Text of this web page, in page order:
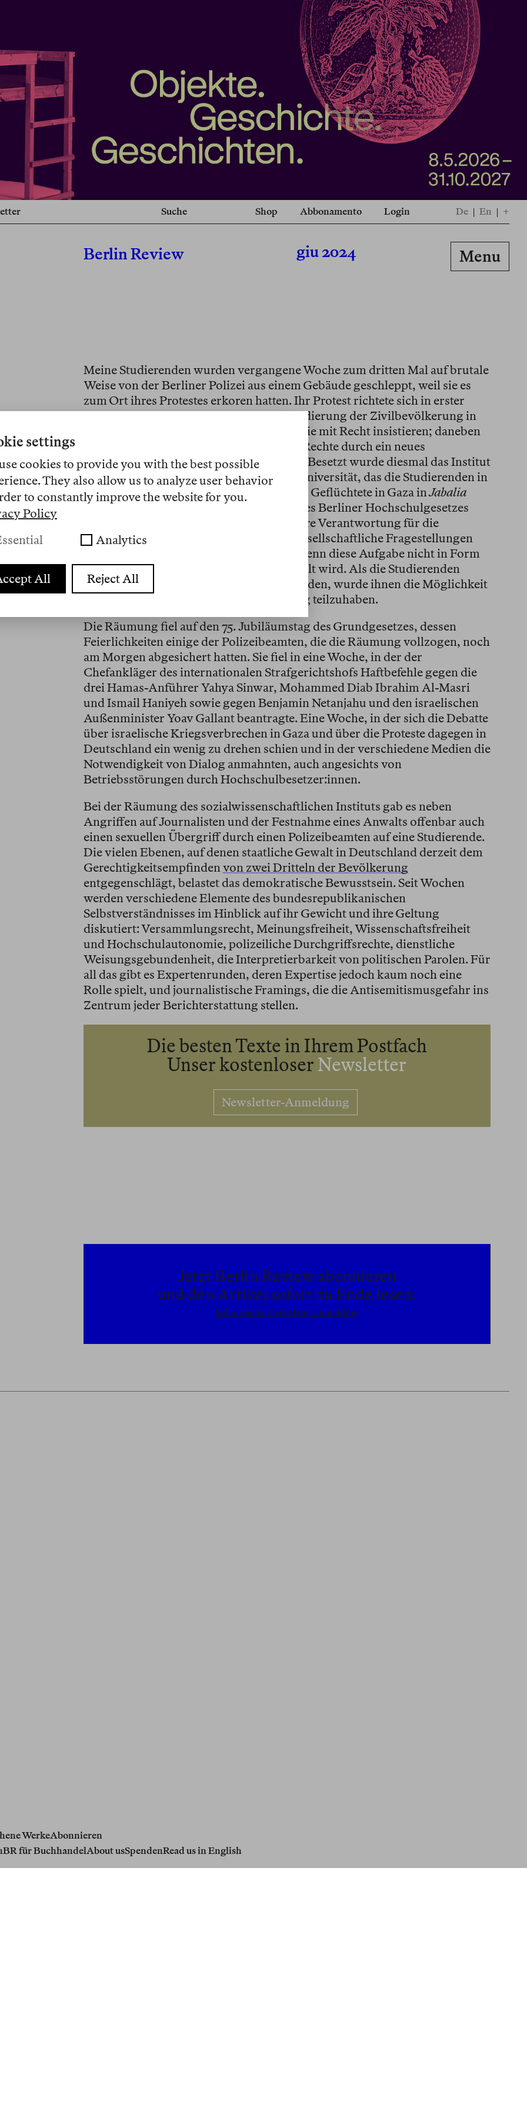
Suche Shop Abbonamento Login De | En | +
Berlin Review giu 2024 Menu
Meine Studierenden wurden vergangene Woche zum dritten Mal auf brutale
Weise von der Berliner Polizei aus einem Gebäude geschleppt, weil sie es
zum Ort ihres Protestes erkoren hatten. Ihr Protest richtete sich in erster
Linie gegen die flächendeckende Bombardierung der Zivilbevölkerung in
Gaza, auf deren Einordnung als Genozid sie mit Recht insistieren; daneben
aber auch gegen die Beschränkung ihrer Rechte durch ein neues
Ordnungsrecht an Berliner Hochschulen. Besetzt wurde diesmal das Institut
für Sozialwissenschaften der Humboldt-Universität, das die Studierenden in
Anlehnung an eines der größten Lager für Geflüchtete in Gaza inJabalia
Institute
umbenannten. Nach Paragraf 4 des Berliner Hochschulgesetzes
tragen Universitäten auch dann «besondere Verantwortung für die
Entwicklung von Lösungsansätzen für gesellschaftliche Fragestellungen
und die Entwicklung der Gesellschaft», wenn diese Aufgabe nicht in Form
konventioneller akademischer Lehre erfüllt wird. Als die Studierenden
gewaltsam aus dem Gebäude entfernt wurden, wurde ihnen die Möglichkeit
genommen, an einer solchen Entwicklung teilzuhaben.
Die Räumung fiel auf den 75. Jubiläumstag des Grundgesetzes, dessen
Feierlichkeiten einige der Polizeibeamten, die die Räumung vollzogen, noch
am Morgen abgesichert hatten. Sie fiel in eine Woche, in der der
Chefankläger des internationalen Strafgerichtshofs Haftbefehle gegen die
drei Hamas-Anführer Yahya Sinwar, Mohammed Diab Ibrahim Al-Masri
und Ismail Haniyeh sowie gegen Benjamin Netanjahu und den israelischen
Außenminister Yoav Gallant beantragte. Eine Woche, in der sich die Debatte
über israelische Kriegsverbrechen in Gaza und über die Proteste dagegen in
Deutschland ein wenig zu drehen schien und in der verschiedene Medien die
Notwendigkeit von Dialog anmahnten, auch angesichts von
Betriebsstörungen durch Hochschulbesetzer:innen.
Bei der Räumung des sozialwissenschaftlichen Instituts gab es neben
Angriffen auf Journalisten und der Festnahme eines Anwalts offenbar auch
einen sexuellen Übergriff durch einen Polizeibeamten auf eine Studierende.
Die vielen Ebenen, auf denen staatliche Gewalt in Deutschland derzeit dem
Gerechtigkeitsempfindenvon zwei Dritteln der Bevölkerung
entgegenschlägt, belastet das demokratische Bewusstsein. Seit Wochen
werden verschiedene Elemente des bundesrepublikanischen
Selbstverständnisses im Hinblick auf ihr Gewicht und ihre Geltung
diskutiert: Versammlungsrecht, Meinungsfreiheit, Wissenschaftsfreiheit
und Hochschulautonomie, polizeiliche Durchgriffsrechte, dienstliche
Weisungsgebundenheit, die Interpretierbarkeit von politischen Parolen. Für
all das gibt es Expertenrunden, deren Expertise jedoch kaum noch eine
Rolle spielt, und journalistische Framings, die die Antisemitismusgefahr ins
Zentrum jeder Berichterstattung stellen.
Die besten Texte in Ihrem Postfach
Unser kostenloser Newsletter
Newsletter-Anmeldung
Jetzt Berlin Review abonnieren
und den Artikel sofort zu Ende lesen.
Schon registriert? Hier anmelden.
WerkeAbonnieren
BR für BuchhandelAbout usSpendenRead us in English
settings
cookies to provide you with the best possible
They also allow us to analyze user behavior
to constantly improve the website for you.
Policy
Analytics
All Reject All